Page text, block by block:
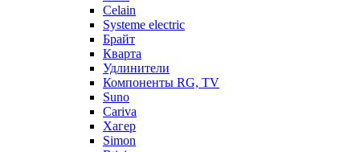
Celain
Systeme electric
Брайт
Кварта
Удлинители
Компоненты RG, TV
Suno
Cariva
Хагер
Simon